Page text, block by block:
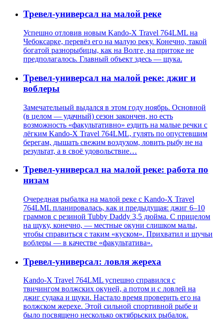
Тревел-универсал на малой реке
Успешно отловив новым Kando-X Travel 764LML на
Чебоксарке, перевёз его на малую реку. Конечно, такой
богатой разнорыбицы, как на Волге, на притоке не
предполагалось. Главный объект здесь — щука.
Тревел-универсал на малой реке: джиг и
воблеры
Замечательный выдался в этом году ноябрь. Основной
(в целом — удачный) сезон закончен, но есть
возможность «факультативно» ездить на малые речки с
лёгким Kando-X Travel 764LML, гулять по опустевшим
берегам, дышать свежим воздухом, ловить рыбу не на
результат, а в своё удовольствие…
Тревел-универсал на малой реке: работа по
низам
Очередная рыбалка на малой реке с Kando-X Travel
764LML планировалась, как и предыдущая: джиг 6–10
граммов с резиной Tubby Daddy 3,5 дюйма. С прицелом
на щуку, конечно, — местные окуни слишком малы,
чтобы справиться с таким «куском». Прихватил и щучьи
воблеры — в качестве «факультатива».
Тревел-универсал: ловля жереха
Kando-X Travel 764LML успешно справился с
твичингом волжских окуней, а потом и с ловлей на
джиг судака и щуки. Настало время проверить его на
волжском жерехе. Этой сильной спортивной рыбе и
было посвящено несколько октябрьских рыбалок.